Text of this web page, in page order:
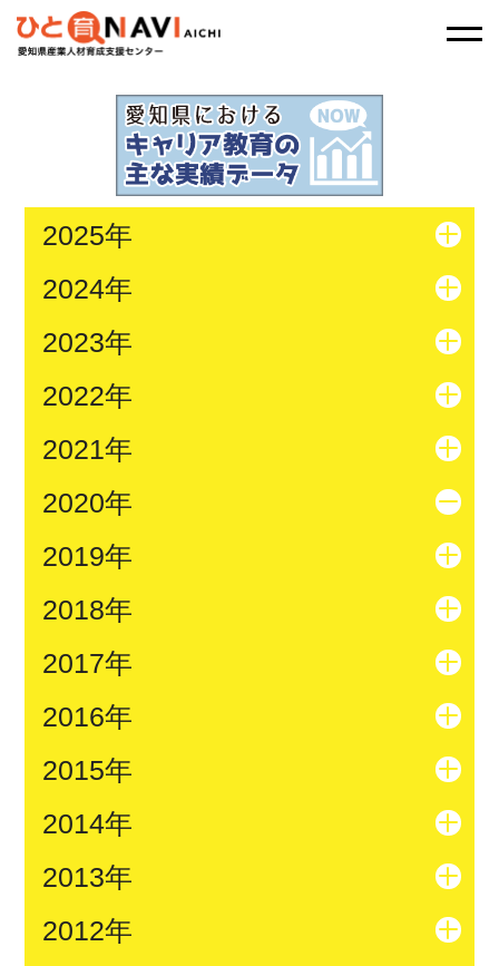
2025年
2024年
2023年
2022年
2021年
2020年
2019年
2018年
2017年
2016年
2015年
2014年
2013年
2012年